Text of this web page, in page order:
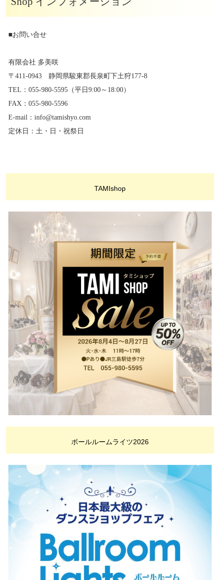
■お問い合せ
有限会社 多美咲
〒411-0943 静岡県駿東郡長泉町下土狩177-8
TEL：055-980-5595（平日9:00～18:00）
FAX：055-980-5596
E-mail：info@tamishyo.com
定休日：土・日・祝祭日
TAMIshop
ボールルームライツ2026